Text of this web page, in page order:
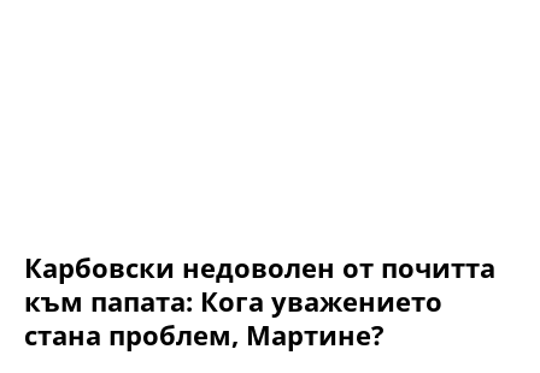
Карбовски недоволен от почитта
към папата: Кога уважението
стана проблем, Мартине?